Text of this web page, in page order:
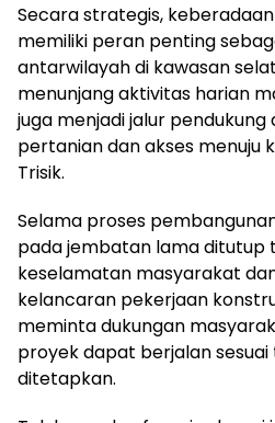
Secara strategis,
memiliki peran penting
antarwilayah di kawasan
menunjang aktivitas harian
juga menjadi jalur pendukung
pertanian dan akses menuju
Trisik.
Selama proses
pada jembatan lama ditutup
keselamatan masyarakat
kelancaran pekerjaan
meminta dukungan
proyek dapat berjalan
ditetapkan.